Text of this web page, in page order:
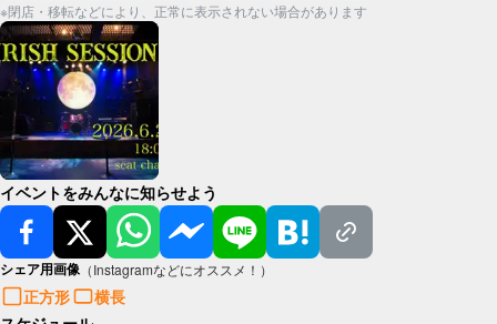
※閉店・移転などにより、正常に表示されない場合があります
イベントをみんなに知らせよう
シェア用画像 （Instagramなどにオススメ！）
正方形
横長